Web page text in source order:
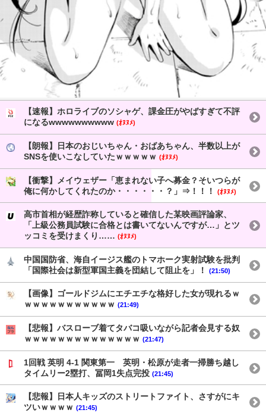
【速報】ホロライブのソシャゲ、課金圧がやばすぎて不評
になるwwwwwwwwww (ｵﾇﾇﾒ)
【朗報】日本のおじいちゃん・おばあちゃん、半数以上が
SNSを使いこなしていたｗｗｗｗｗ (ｵﾇﾇﾒ)
【衝撃】メイウェザー「恵まれない子へ募金？そいつらが
俺に何かしてくれたのか・・・・・・？」⇒！！！
(ｵﾇﾇﾒ)
高市首相が経歴詐称していると確信した某映画評論家、
「上級公務員試験に合格とは書いてないんですが…」とツ
ッコミを受けまくり…… (ｵﾇﾇﾒ)
中国国防省、海自イージス艦のトマホーク実射試験を批判
「国際社会は新型軍国主義を団結して阻止を」！
(21:50)
【画像】ゴールドジムにエチエチな格好した女が現れるｗ
ｗｗｗｗｗｗｗｗｗｗｗ (21:49)
【悲報】バスローブ着てタバコ吸いながら記者会見する奴
ｗｗｗｗｗｗｗｗｗｗｗｗｗｗ (21:47)
1回戦 英明 4-1 関東第一 英明・松原が走者一掃勝ち越し
タイムリー2塁打、冨岡1失点完投 (21:45)
【悲報】日本人キッズのストリートファイト、さすがにキ
ツいｗｗｗｗ (21:45)